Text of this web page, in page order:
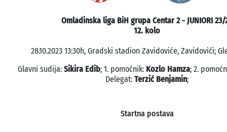
Omladinska liga BiH grupa Centar 2 - JUNIORI 23/
12. kolo
28.10.2023 13:30h, Gradski stadion Zavidoviće, Zavidovići;
Glavni sudija: Sikira Edib; 1. pomoćnik: Kozlo Hamza; 2.
Delegat: Terzić Benjamin;
Startna postava